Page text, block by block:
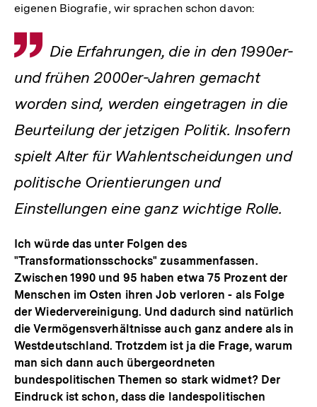
eigenen Biografie, wir sprachen schon davon:
Zitat
Die Erfahrungen, die in den 1990er-
und frühen 2000er-Jahren gemacht
worden sind, werden eingetragen in die
Beurteilung der jetzigen Politik. Insofern
spielt Alter für Wahlentscheidungen und
politische Orientierungen und
Einstellungen eine ganz wichtige Rolle.
Ich würde das unter Folgen des
"Transformationsschocks" zusammenfassen.
Zwischen 1990 und 95 haben etwa 75 Prozent der
Menschen im Osten ihren Job verloren - als Folge
der Wiedervereinigung. Und dadurch sind natürlich
die Vermögensverhältnisse auch ganz andere als in
Westdeutschland. Trotzdem ist ja die Frage, warum
man sich dann auch übergeordneten
bundespolitischen Themen so stark widmet? Der
Eindruck ist schon, dass die landespolitischen